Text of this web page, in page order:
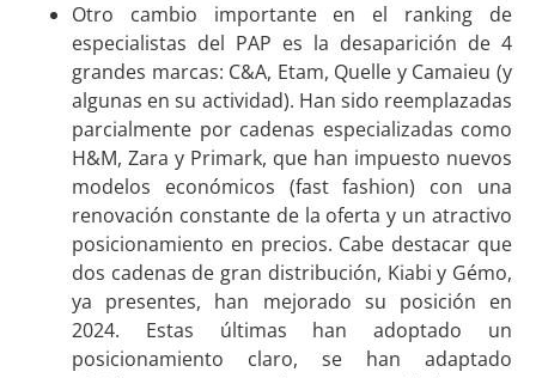
Otro cambio importante en el ranking de
especialistas del PAP es la desaparición de 4
grandes marcas: C&A, Etam, Quelle y Camaieu (y
algunas en su actividad). Han sido reemplazadas
parcialmente por cadenas especializadas como
H&M, Zara y Primark, que han impuesto nuevos
modelos económicos (fast fashion) con una
renovación constante de la oferta y un atractivo
posicionamiento en precios. Cabe destacar que
dos cadenas de gran distribución, Kiabi y Gémo,
ya presentes, han mejorado su posición en
2024. Estas últimas han adoptado un
posicionamiento claro, se han adaptado